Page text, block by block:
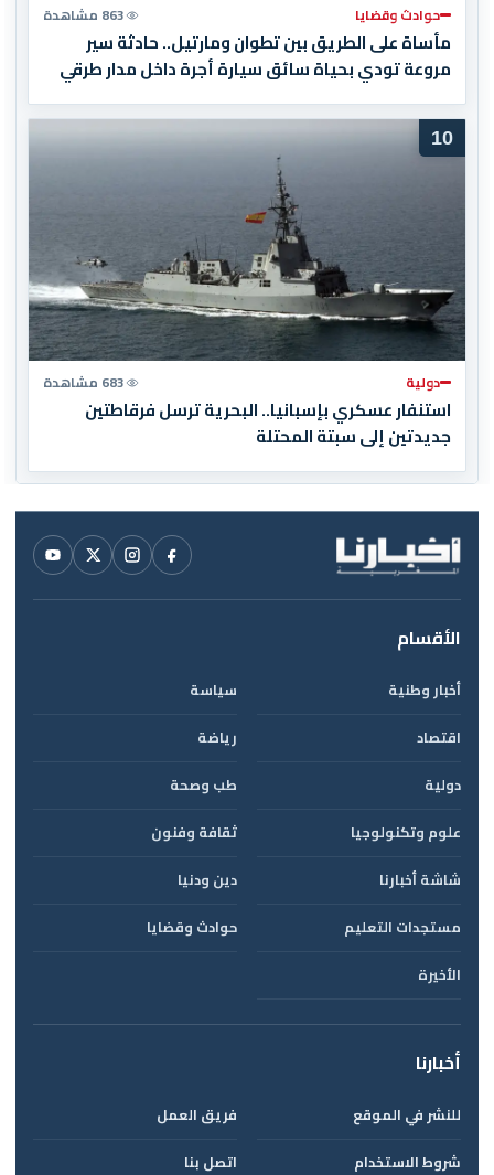
حوادث وقضايا 863 مشاهدة
مأساة على الطريق بين تطوان ومارتيل.. حادثة سير
مروعة تودي بحياة سائق سيارة أجرة داخل مدار طرقي
10
دولية 683 مشاهدة
استنفار عسكري بإسبانيا.. البحرية ترسل فرقاطتين
جديدتين إلى سبتة المحتلة
الأقسام
أخبار وطنية
سياسة
اقتصاد
رياضة
دولية
طب وصحة
علوم وتكنولوجيا
ثقافة وفنون
شاشة أخبارنا
دين ودنيا
مستجدات التعليم
حوادث وقضايا
الأخيرة
أخبارنا
للنشر في الموقع
فريق العمل
شروط الاستخدام
اتصل بنا